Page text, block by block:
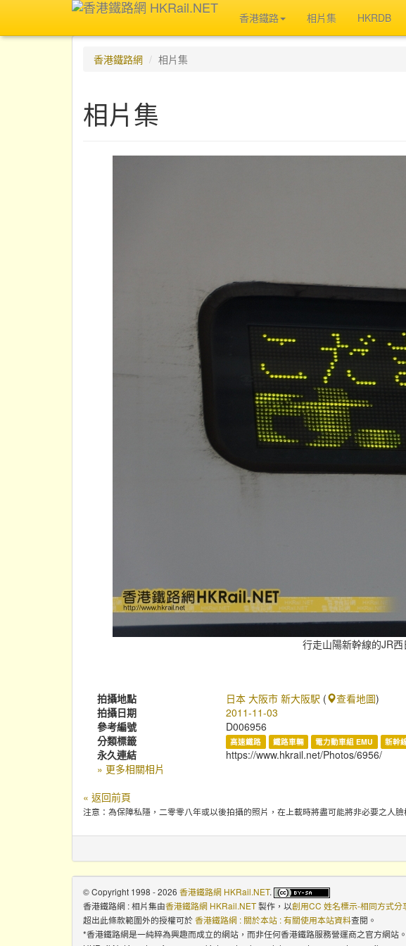
香港鐵路 相片集 HKRDB
香港鐵路網 相片集
相片集
行走山陽新幹線的JR
拍攝地點 日本 大阪市 新大阪駅 ( 查看地圖)
拍攝日期
2011-11-03
參考編號
D006956
分類標籤
高速鐵路 鐵路車輛 電力動車組 EMU 新幹
永久連結
https://www.hkrail.net/Photos/6956/
» 更多相關相片
« 返回前頁
注意：為保障私隱，二零零八年或以後拍攝的照片，在上載時將盡可能將非必要之人臉
© Copyright 1998 - 2026 香港鐵路網 HKRail.NET.
香港鐵路網 : 相片集由香港鐵路網 HKRail.NET製作，以創用CC 姓名標示-相同方式分
超出此條款範圍外的授權可於香港鐵路網 : 關於本站 : 有關使用本站資料查閱。
*香港鐵路網是一純粹為興趣而成立的網站，而非任何香港鐵路服務營運商之官方網站